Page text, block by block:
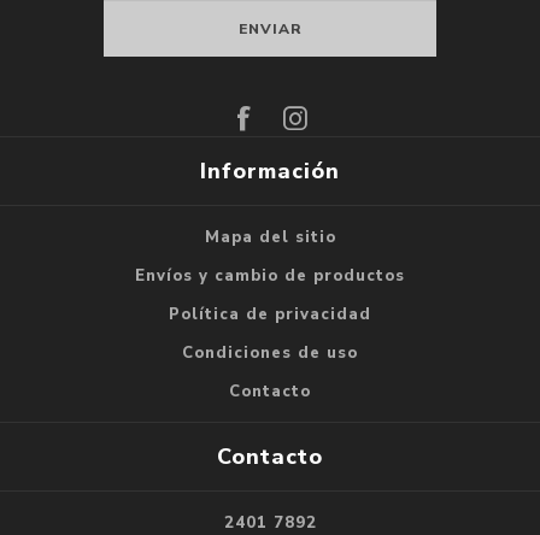
Información
Mapa del sitio
Envíos y cambio de productos
Política de privacidad
Condiciones de uso
Contacto
Contacto
2401 7892